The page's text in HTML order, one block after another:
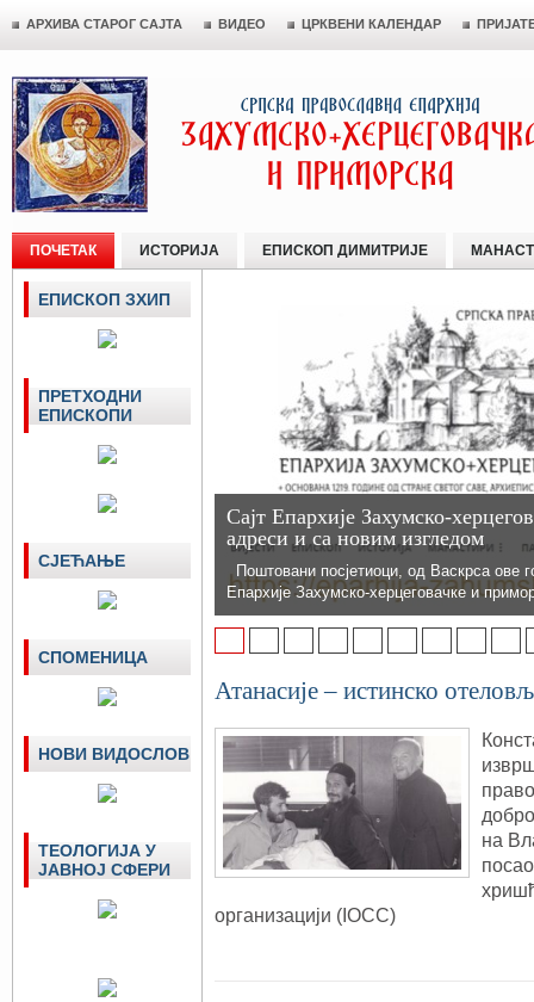
АРХИВА СТАРОГ САЈТА ВИДЕО ЦРКВЕНИ КАЛЕНДАР
ПОЧЕТАК ИСТОРИЈА ЕПИСКОП ДИМИТРИЈЕ
Сајт Епархије Захумско-
адреси и са новим изгледом
Поштовани посјетиоци, од Васкрса ове
Епархије Захумско-херцеговачке и
Атанасије – истинско
на
организацији (IOCC)
ЕПИСКОП ЗХИП
ПРЕТХОДНИ
ЕПИСКОПИ
СЈЕЋАЊЕ
СПОМЕНИЦА
НОВИ ВИДОСЛОВ
ТЕОЛОГИЈА У
ЈАВНОЈ СФЕРИ